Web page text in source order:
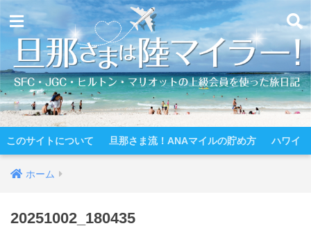
このサイトについて 旦那さま流！ANAマイルの貯め方 ハワイ
ホーム
20251002_180435